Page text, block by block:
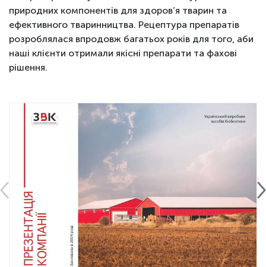
природних компонентів для здоров’я тварин та
ефективного тваринництва. Рецептура препаратів
розроблялася впродовж багатьох років для того, аби
наші клієнти отримали якісні препарати та фахові
рішення.